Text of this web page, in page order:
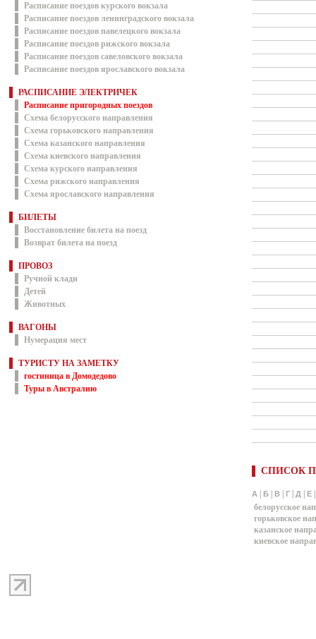
Расписание поездов курского вокзала
Расписание поездов ленинградского вокзала
Расписание поездов павелецкого вокзала
Расписание поездов рижского вокзала
Расписание поездов савеловского вокзала
Расписание поездов ярославского вокзала
РАСПИСАНИЕ ЭЛЕКТРИЧЕК
Расписание пригородных поездов
Схема белорусского направления
Схема горьковского направления
Схема казанского направления
Схема киевского направления
Схема курского направления
Схема рижского направления
Схема ярославского направления
БИЛЕТЫ
Восстановление билета на поезд
Возврат билета на поезд
ПРОВОЗ
Ручной клади
Детей
Животных
ВАГОНЫ
Нумерация мест
ТУРИСТУ НА ЗАМЕТКУ
гостиница в Домодедово
Туры в Австралию
СПИСОК
А Б В Г Д Е
белорусское
горьковское
казанское
киевское